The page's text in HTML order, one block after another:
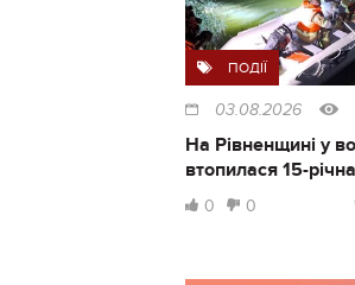
ПОДІЇ
03.08.2026
На Рівненщині у
втопилася 15-
0 0